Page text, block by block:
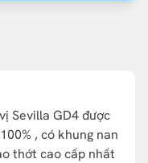
Sevilla GD4 được
, có khung nan
thớt cao cấp nhất